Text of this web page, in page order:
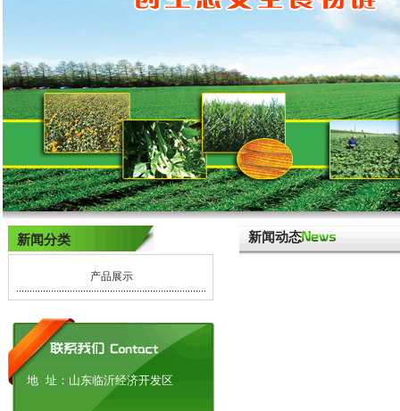
新闻分类
产品展示
地 址：山东临沂经济开发区
新闻动态